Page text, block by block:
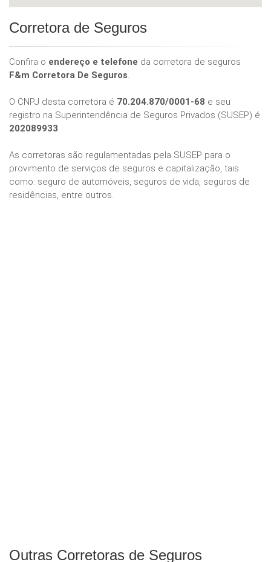
Corretora de Seguros
Confira o endereço e telefone da corretora de seguros
F&m Corretora De Seguros.
O CNPJ desta corretora é 70.204.870/0001-68 e seu
registro na Superintendência de Seguros Privados (SUSEP) é
202089933.
As corretoras são regulamentadas pela SUSEP para o
provimento de serviços de seguros e capitalização, tais
como: seguro de automóveis, seguros de vida, seguros de
residências, entre outros.
Outras Corretoras de Seguros